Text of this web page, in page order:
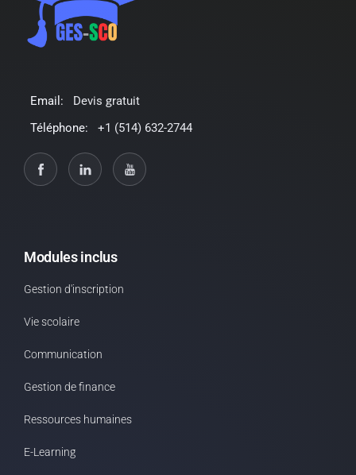
Email:
Devis gratuit
Téléphone:
+1 (514) 632-2744
Modules inclus
Gestion d'inscription
Vie scolaire
Communication
Gestion de finance
Ressources humaines
E-Learning